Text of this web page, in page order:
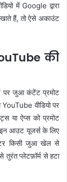
में Google द्वारा
हैं, तो ऐसे अकाउंट
की
पर जुआ कंटेंट प्रमोट
वीडियो पर
या ऐप्स को प्रमोट
आउट यूजर्स के लिए
किसी जुआ खेल से
तुरंत प्लेटफ़ॉर्म से हटा